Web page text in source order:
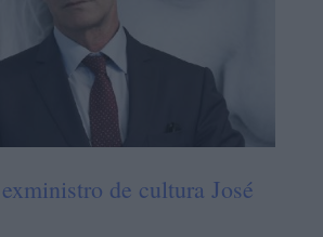
de cultura José